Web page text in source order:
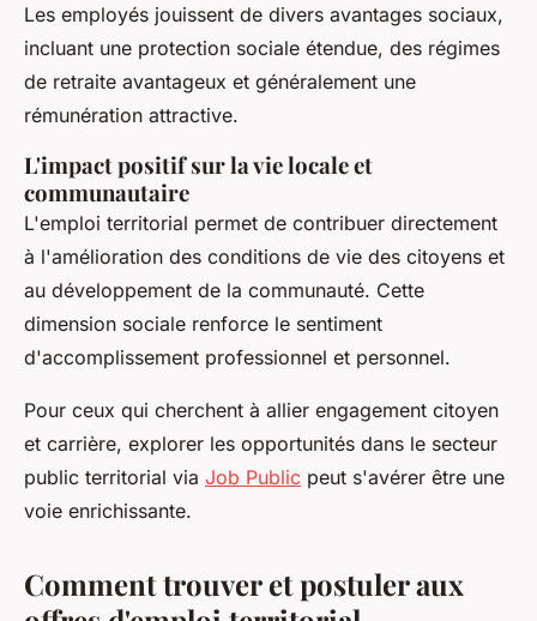
Les employés jouissent de divers avantages sociaux,
incluant une protection sociale étendue, des régimes
de retraite avantageux et généralement une
rémunération attractive.
L'impact positif sur la vie locale et
communautaire
L'emploi territorial permet de contribuer directement
à l'amélioration des conditions de vie des citoyens et
au développement de la communauté. Cette
dimension sociale renforce le sentiment
d'accomplissement professionnel et personnel.
Pour ceux qui cherchent à allier engagement citoyen
et carrière, explorer les opportunités dans le secteur
public territorial via Job Public peut s'avérer être une
voie enrichissante.
Comment trouver et postuler aux